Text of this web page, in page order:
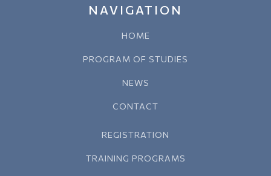
NAVIGATION
HOME
PROGRAM OF STUDIES
NEWS
CONTACT
REGISTRATION
TRAINING PROGRAMS